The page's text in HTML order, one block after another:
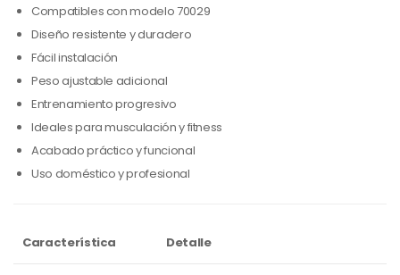
Compatibles con modelo 70029
Diseño resistente y duradero
Fácil instalación
Peso ajustable adicional
Entrenamiento progresivo
Ideales para musculación y fitness
Acabado práctico y funcional
Uso doméstico y profesional
Característica Detalle